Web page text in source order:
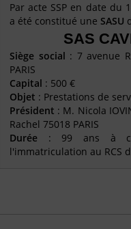
Par acte SSP en date du
a été constitué une SASU
SAS
Siège social : 7 avenue
PARIS
Capital : 500 €
Objet : Prestations de
Président : M. Nicola
Rachel 75018 PARIS
Durée : 99 ans à
l'immatriculation au RCS